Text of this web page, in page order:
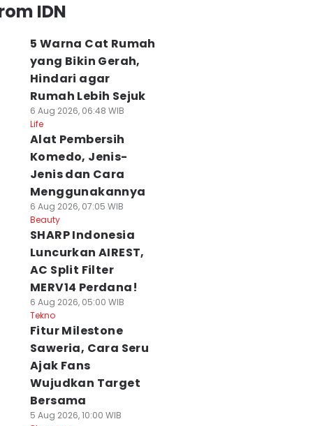
IDN
5 Warna Cat Rumah
yang Bikin Gerah,
Hindari agar
Rumah Lebih Sejuk
6 Aug 2026, 06:48 WIB
Life
Alat Pembersih
Komedo, Jenis-
Jenis dan Cara
Menggunakannya
6 Aug 2026, 07:05 WIB
Beauty
SHARP Indonesia
Luncurkan AIREST,
AC Split Filter
MERV14 Perdana!
6 Aug 2026, 05:00 WIB
Tekno
Fitur Milestone
Saweria, Cara Seru
Ajak Fans
Wujudkan Target
Bersama
5 Aug 2026, 10:00 WIB